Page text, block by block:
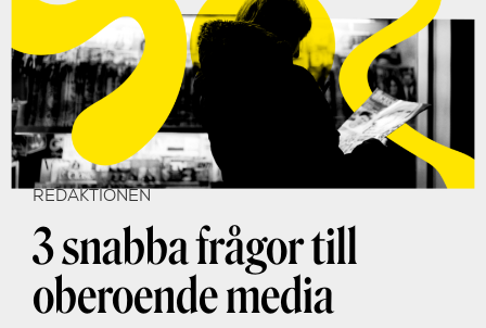
REDAKTIONEN
3 snabba frågor till
oberoende media